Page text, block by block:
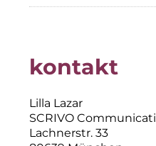
kontakt
Lilla Lazar
SCRIVO
Lachnerstr. 33